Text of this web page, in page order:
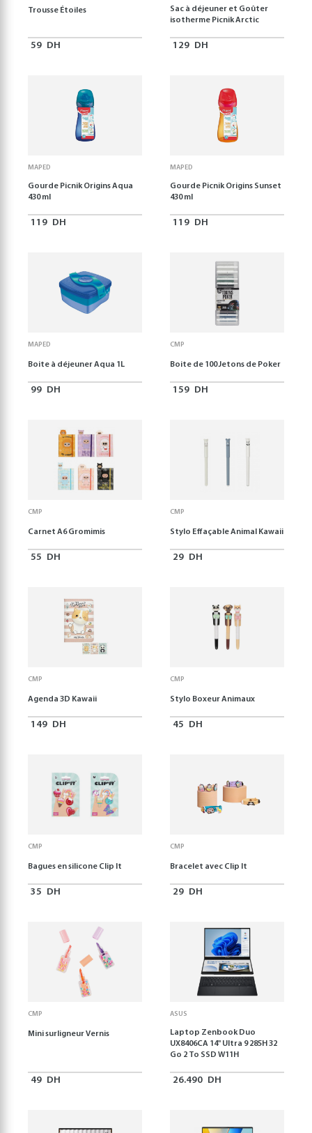
Trousse Étoiles
59 DH
Sac à déjeuner et Goûter
isotherme Picnik Arctic
129 DH
MAPED
Gourde Picnik Origins Aqua
430 ml
119 DH
MAPED
Gourde Picnik Origins Sunset
430 ml
119 DH
MAPED
Boite à déjeuner Aqua 1L
99 DH
CMP
Boite de 100 Jetons de Poker
159 DH
CMP
Carnet A6 Gromimis
55 DH
CMP
Stylo Effaçable Animal Kawaii
29 DH
CMP
Agenda 3D Kawaii
149 DH
CMP
Stylo Boxeur Animaux
45 DH
CMP
Bagues en silicone Clip It
35 DH
CMP
Bracelet avec Clip It
29 DH
CMP
Mini surligneur Vernis
49 DH
ASUS
Laptop Zenbook Duo
UX8406CA 14'' Ultra 9 285H 32
Go 2 To SSD W11H
26.490 DH